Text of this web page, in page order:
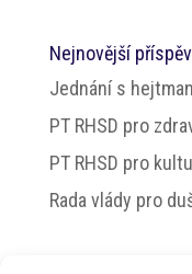
Nejnovější
Jednání s
PT RHSD pro
PT RHSD pro
Rada vlády pro